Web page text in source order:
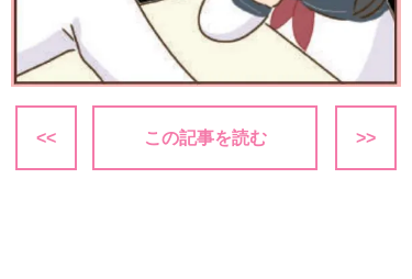
<< この記事を読む >>